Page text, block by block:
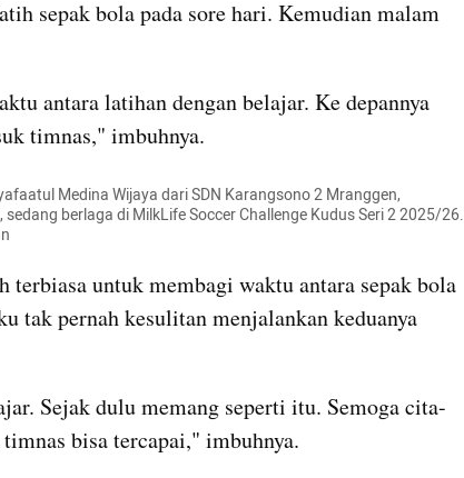
sepak bola pada sore hari. Kemudian malam
antara latihan dengan belajar. Ke depannya
timnas," imbuhnya.
Medina Wijaya dari SDN Karangsono 2 Mranggen,
berlaga di MilkLife Soccer Challenge Kudus Seri 2 2025/26.
terbiasa untuk membagi waktu antara sepak bola
tak pernah kesulitan menjalankan keduanya
Sejak dulu memang seperti itu. Semoga cita-
bisa tercapai," imbuhnya.